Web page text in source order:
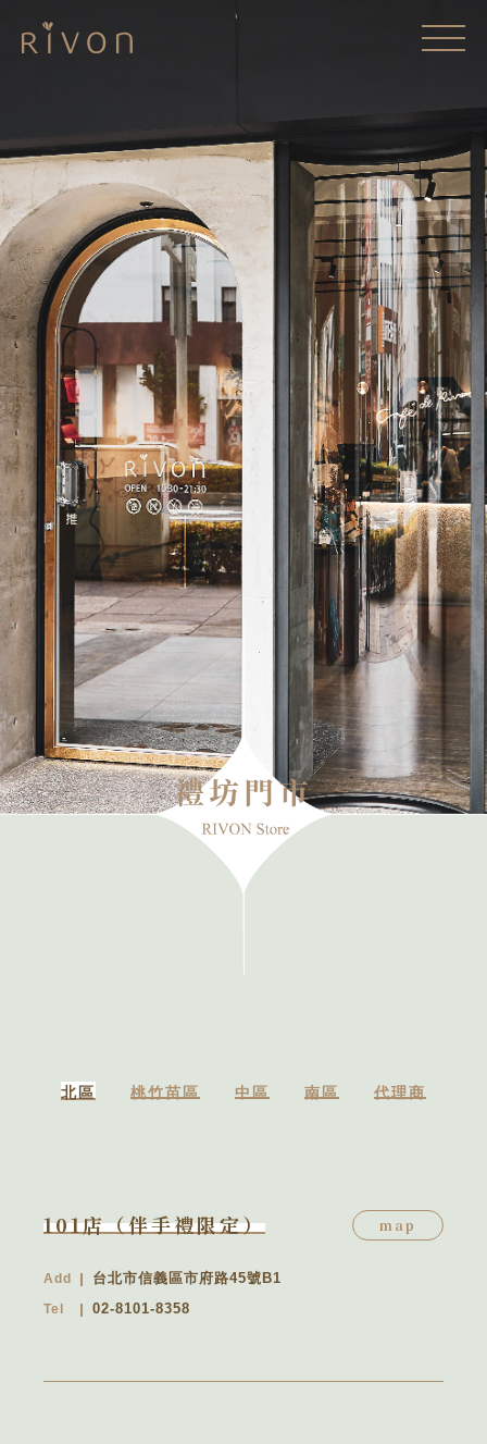
北區 桃竹苗區 中區 南區 代理商
101店（伴手禮限定） map
Add 台北市信義區市府路45號B1
Tel 02-8101-8358